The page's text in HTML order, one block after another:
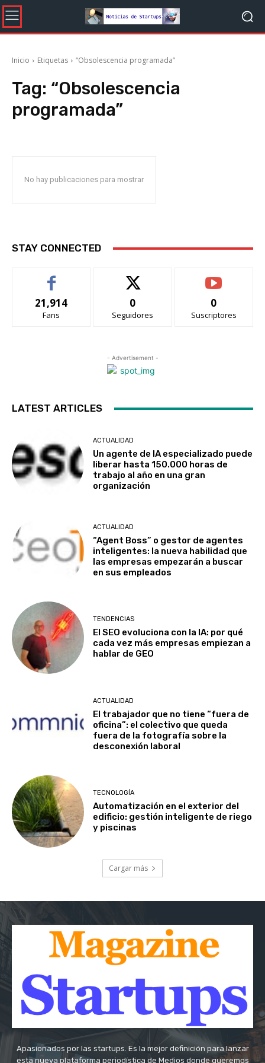
Inicio Etiquetas “Obsolescencia programada”
Tag: “Obsolescencia
programada”
No hay publicaciones para mostrar
STAY CONNECTED
21,914
Fans
0
Seguidores
0
Suscriptores
- Advertisement -
LATEST ARTICLES
ACTUALIDAD
Un agente de IA especializado puede
liberar hasta 150.000 horas de
trabajo al año en una gran
organización
ACTUALIDAD
“Agent Boss” o gestor de agentes
inteligentes: la nueva habilidad que
las empresas empezarán a buscar
en sus empleados
TENDENCIAS
El SEO evoluciona con la IA: por qué
cada vez más empresas empiezan a
hablar de GEO
ACTUALIDAD
El trabajador que no tiene “fuera de
oficina”: el colectivo que queda
fuera de la fotografía sobre la
desconexión laboral
TECNOLOGÍA
Automatización en el exterior del
edificio: gestión inteligente de riego
y piscinas
Cargar más
Apasionados por las startups. Es la mejor definición para lanzar
esta nueva plataforma periodística de Medios donde queremos